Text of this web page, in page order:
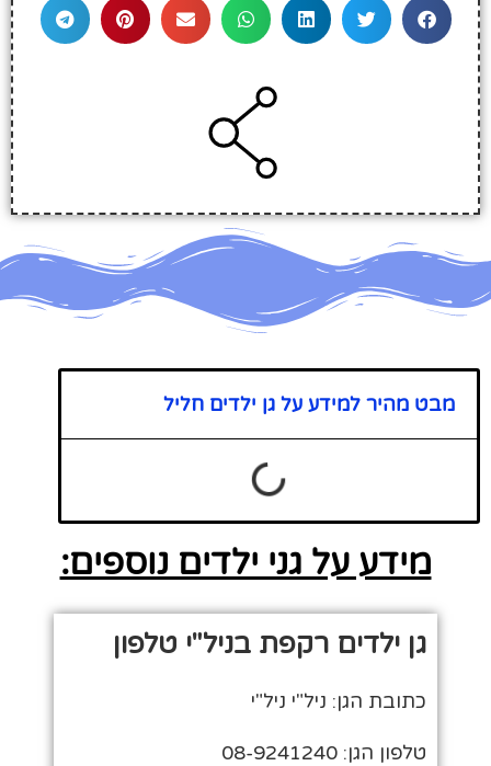
מבט מהיר למידע על גן ילדים חליל
מידע על גני ילדים נוספים:
גן ילדים רקפת בניל"י טלפון
כתובת הגן: ניל"י ניל"י
טלפון הגן: 08-9241240